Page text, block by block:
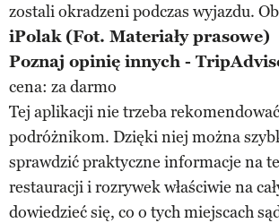
zostali okradzeni podczas wyjazdu.
iPolak (Fot. Materiały prasowe)
Poznaj opinię innych -
cena: za darmo
Tej aplikacji nie trzeba
podróżnikom. Dzięki niej można
sprawdzić praktyczne informacje na
restauracji i rozrywek właściwie na
dowiedzieć się, co o tych miejscach